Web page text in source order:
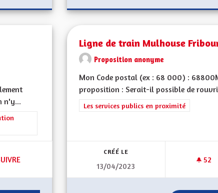
n'y...
les soins et les liens, l'implication citoyenne
ABONNÉS
POUR QUE LES CITOYENS SOIENT TOUS REPRÉSENTÉS
Ligne de train Mulhouse
Proposition anonyme
Mon Code postal (ex : 68 000) :
proposition : Serait-il possible de
Filtrer les résultats de la catégorie : Les
Les services publics en proximité
CRÉÉ LE
13/04/2023
52